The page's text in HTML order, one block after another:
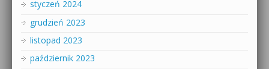
styczeń 2024
grudzień 2023
listopad 2023
październik 2023